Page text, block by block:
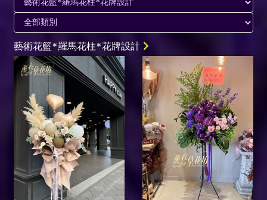
藝術花籃*羅馬花柱*花牌設計